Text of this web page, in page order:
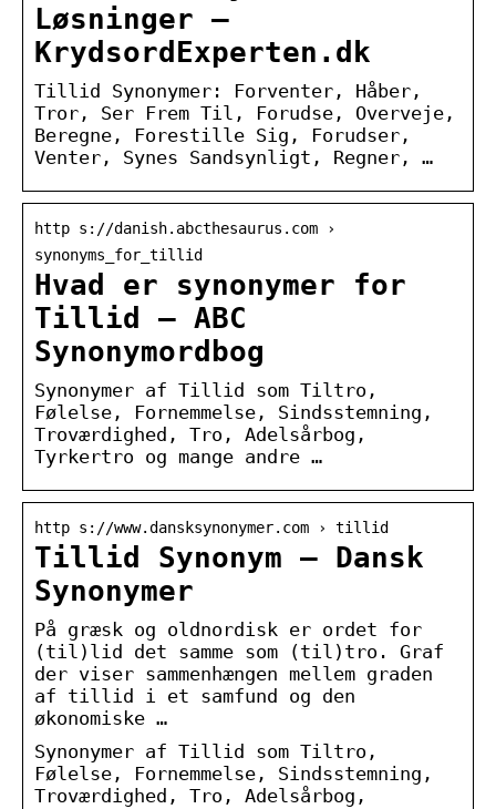
Løsninger –
KrydsordExperten.dk
Tillid Synonymer: Forventer, Håber,
Tror, Ser Frem Til, Forudse, Overveje,
Beregne, Forestille Sig, Forudser,
Venter, Synes Sandsynligt, Regner, …
http s://danish.abcthesaurus.com ›
synonyms_for_tillid
Hvad er synonymer for
Tillid – ABC
Synonymordbog
Synonymer af Tillid som Tiltro,
Følelse, Fornemmelse, Sindsstemning,
Troværdighed, Tro, Adelsårbog,
Tyrkertro og mange andre …
http s://www.dansksynonymer.com › tillid
Tillid Synonym – Dansk
Synonymer
På græsk og oldnordisk er ordet for
(til)lid det samme som (til)tro. Graf
der viser sammenhængen mellem graden
af tillid i et samfund og den
økonomiske …
Synonymer af Tillid som Tiltro,
Følelse, Fornemmelse, Sindsstemning,
Troværdighed, Tro, Adelsårbog,